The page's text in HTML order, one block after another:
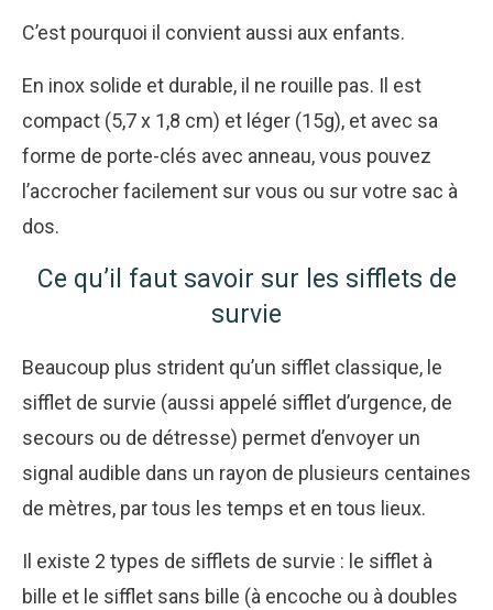
C’est pourquoi il convient aussi aux enfants.
En inox solide et durable, il ne rouille pas. Il est
compact (5,7 x 1,8 cm) et léger (15g), et avec sa
forme de porte-clés avec anneau, vous pouvez
l’accrocher facilement sur vous ou sur votre sac à
dos.
Ce qu’il faut savoir sur les sifflets de
survie
Beaucoup plus strident qu’un sifflet classique, le
sifflet de survie (aussi appelé sifflet d’urgence, de
secours ou de détresse) permet d’envoyer un
signal audible dans un rayon de plusieurs centaines
de mètres, par tous les temps et en tous lieux.
Il existe 2 types de sifflets de survie : le sifflet à
bille et le sifflet sans bille (à encoche ou à doubles